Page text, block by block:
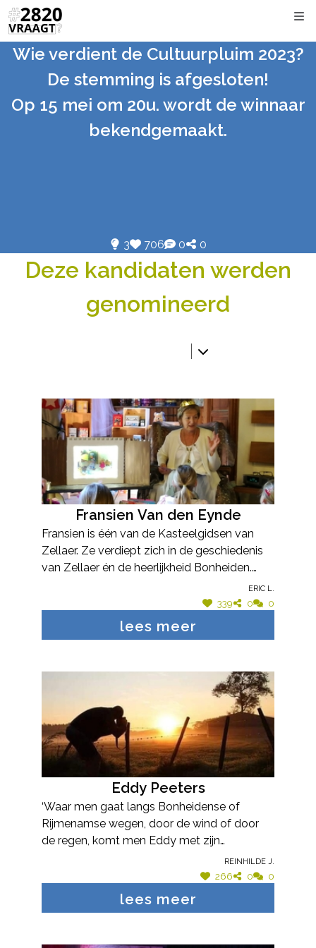
Wie verdient de Cultuurpluim 2023?
De stemming is afgesloten!
Op 15 mei om 20u. wordt de winnaar
bekendgemaakt.
3 706 0 0
Deze kandidaten werden
genomineerd
Fransien Van den Eynde
Fransien is één van de Kasteelgidsen van
Zellaer. Ze verdiept zich in de geschiedenis
van Zellaer én de heerlijkheid Bonheiden.
kinderrondleidingen voor scholen op Zellaer.
Ze ontwikkelt de rondleidingen volgens de
leeftijdsgroep van de kinderen zodat ze
programma van de school. Ze plaatst
‘erfgoed in Zellaer’ met succes op de
agenda van scholen in de ruime regio.
Fransien is een ware ambassadeur die
enthousiast de rijke geschiedenis van
Kasteel Zellaer promoot bij groot én klein en
mee haar schouders onder de gidsenwerking
zet. Daarvoor verdient ze de Cultuurpluim!
Eric L.
339 0 0
lees meer
Eddy Peeters
‘Waar men gaat langs Bonheidense of
Rijmenamse wegen, door de wind of door
de regen, komt men Eddy met zijn
fototoestel tegen’. Eddy Peeters laat
iedereen meegenieten van het in alle
vroegte ontluiken van de dag en ’s avonds
een zonsondergang. Zijn mooie foto’s
krant. De foto’s van Eddy sieren sinds kort
Reinhilde J.
266 0 0
lees meer